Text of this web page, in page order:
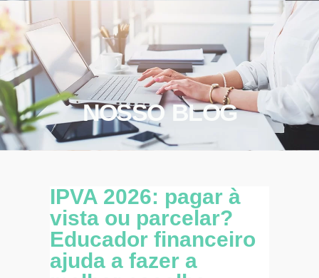
NOSSO BLOG
IPVA 2026: pagar à
vista ou parcelar?
Educador financeiro
ajuda a fazer a